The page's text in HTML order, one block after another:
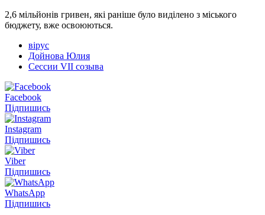
2,6 мільйонів гривен, які раніше було виділено з міського
бюджету, вже освоюються.
вірус
Дойнова Юлия
Сессии VII созыва
Facebook
Підпишись
Instagram
Підпишись
Viber
Підпишись
WhatsApp
Підпишись